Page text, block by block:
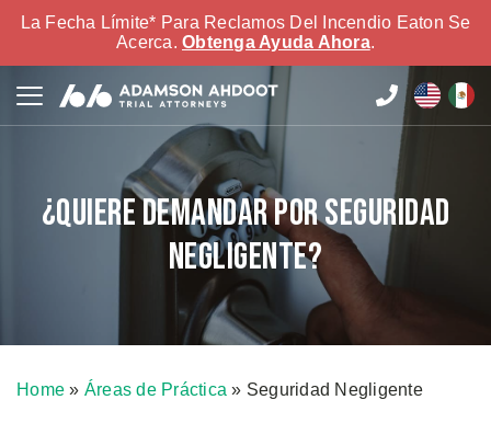
La Fecha Límite* Para Reclamos Del Incendio Eaton Se
Acerca. Obtenga Ayuda Ahora.
¿Quiere Demandar por Seguridad
Negligente?
Home » Áreas de Práctica » Seguridad Negligente